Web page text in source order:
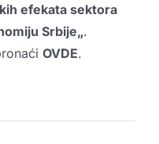
efekata sektora
Srbije„.
OVDE.